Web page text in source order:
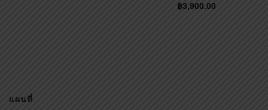
฿3,900.00
แผนที่